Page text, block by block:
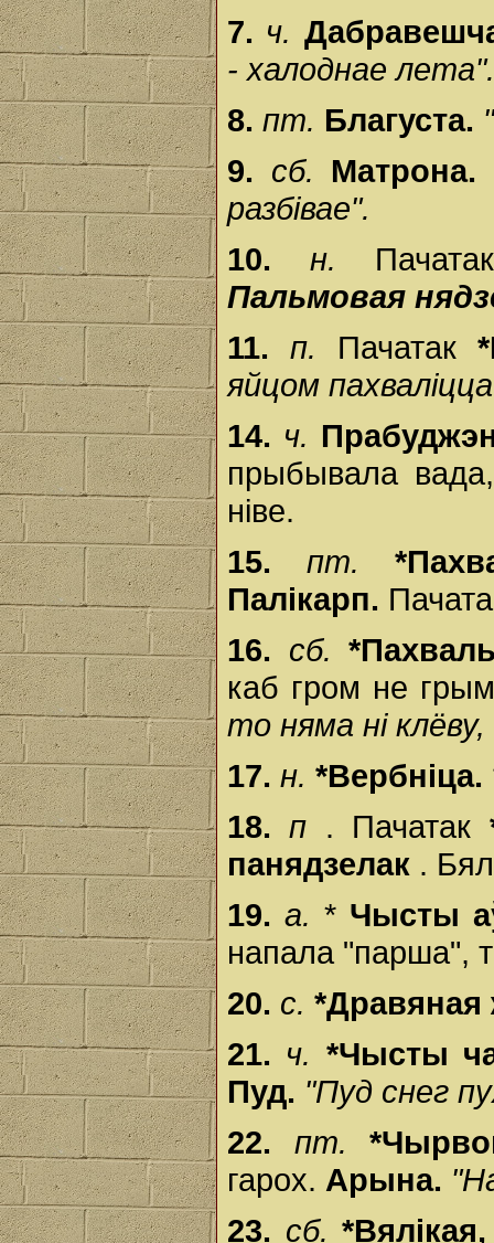
7. ч.
- халоднае
8. пт. Благуста.
9. сб. Матрона.
разбівае".
10.н.
Пальмовая
11. п. Пачатак
яйцом
14. ч.
прыбывала
ніве.
15. пт.
Палікарп.
16. сб.
каб гром не
то няма ні
17. н. *Вербніца.
18.п . Пачатак
панядзелак .
19.а.* Чысты
напала "парша",
20. с.
21. ч. *Чысты
Пуд. "Пуд снег
22. пт.
гарох. Арына.
23. сб.